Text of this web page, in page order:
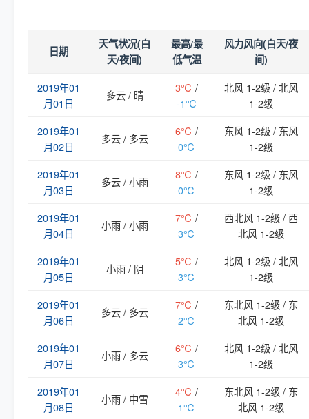
日期
天气状况(白
天/夜间)
最高/最
低气温
风力风向(白天/夜
间)
2019年01
月01日
多云 / 晴
3℃ /
-1℃
北风 1-2级 / 北风
1-2级
2019年01
月02日
多云 / 多云
6℃ /
0℃
东风 1-2级 / 东风
1-2级
2019年01
月03日
多云 / 小雨
8℃ /
0℃
东风 1-2级 / 东风
1-2级
2019年01
月04日
小雨 / 小雨
7℃ /
3℃
西北风 1-2级 / 西
北风 1-2级
2019年01
月05日
小雨 / 阴
5℃ /
3℃
北风 1-2级 / 北风
1-2级
2019年01
月06日
多云 / 多云
7℃ /
2℃
东北风 1-2级 / 东
北风 1-2级
2019年01
月07日
小雨 / 多云
6℃ /
3℃
北风 1-2级 / 北风
1-2级
2019年01
月08日
小雨 / 中雪
4℃ /
1℃
东北风 1-2级 / 东
北风 1-2级